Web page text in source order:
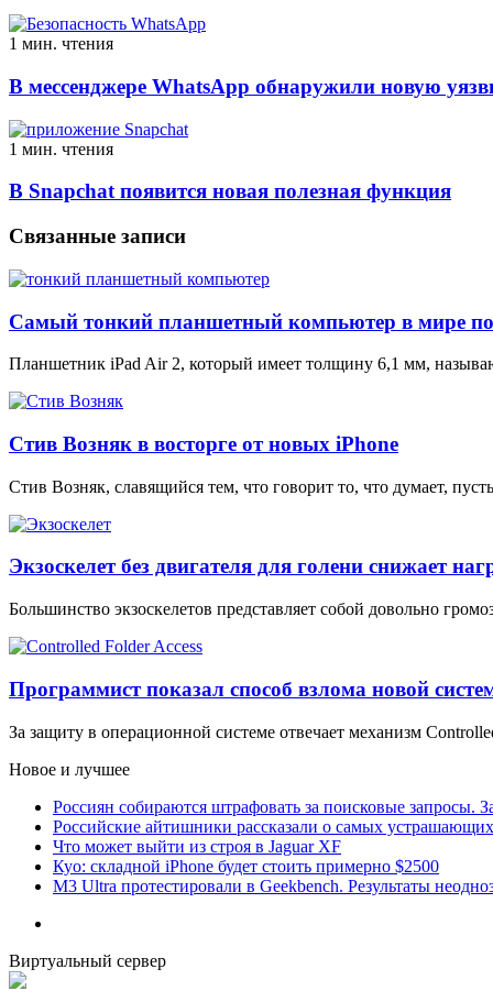
1 мин. чтения
В мессенджере WhatsApp обнаружили новую
1 мин. чтения
В Snapchat появится новая полезная функция
Связанные записи
Самый тонкий планшетный компьютер в мире
Планшетник iPad Air 2, который имеет толщину 6,1 мм,
Стив Возняк в восторге от новых iPhone
Стив Возняк, славящийся тем, что говорит то, что думает,
Экзоскелет без двигателя для голени снижает
Большинство экзоскелетов представляет собой довольно
Программист показал способ взлома новой
За защиту в операционной системе отвечает механизм
Новое и лучшее
Россиян собираются штрафовать за поисковые запросы.
Российские айтишники рассказали о самых устрашающих
Что может выйти из строя в Jaguar XF
Куо: складной iPhone будет стоить примерно $2500
M3 Ultra протестировали в Geekbench. Результаты
Виртуальный сервер